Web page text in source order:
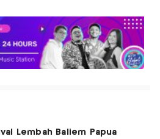
Lembah Baliem Papua